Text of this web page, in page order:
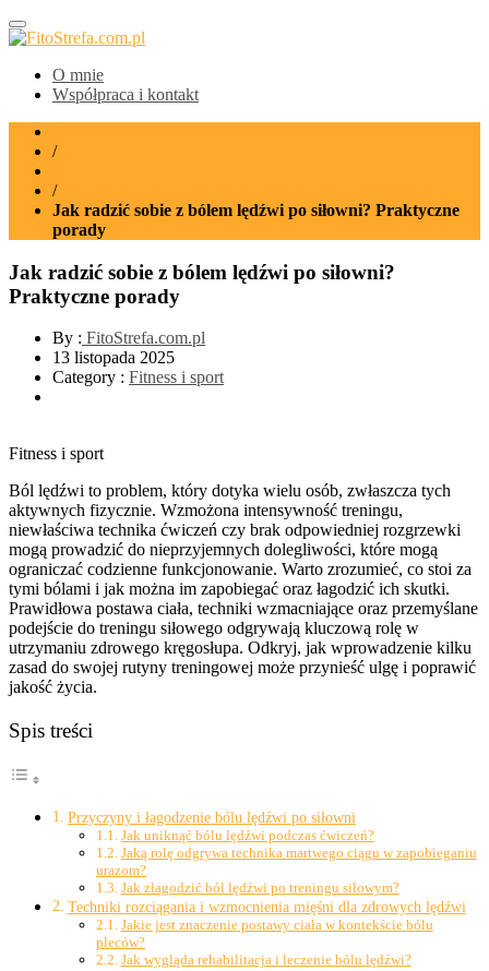
O mnie
Współpraca i kontakt
/
/
Jak radzić sobie z bólem lędźwi po siłowni? Praktyczne
porady
Jak radzić sobie z bólem lędźwi po siłowni?
Praktyczne porady
By : FitoStrefa.com.pl
13 listopada 2025
Category : Fitness i sport
Fitness i sport
Ból lędźwi to problem, który dotyka wielu osób, zwłaszcza tych
aktywnych fizycznie. Wzmożona intensywność treningu,
niewłaściwa technika ćwiczeń czy brak odpowiedniej rozgrzewki
mogą prowadzić do nieprzyjemnych dolegliwości, które mogą
ograniczać codzienne funkcjonowanie. Warto zrozumieć, co stoi za
tymi bólami i jak można im zapobiegać oraz łagodzić ich skutki.
Prawidłowa postawa ciała, techniki wzmacniające oraz przemyślane
podejście do treningu siłowego odgrywają kluczową rolę w
utrzymaniu zdrowego kręgosłupa. Odkryj, jak wprowadzenie kilku
zasad do swojej rutyny treningowej może przynieść ulgę i poprawić
jakość życia.
Spis treści
Przyczyny i łagodzenie bólu lędźwi po siłowni
Jak uniknąć bólu lędźwi podczas ćwiczeń?
Jaką rolę odgrywa technika martwego ciągu w zapobieganiu
urazom?
Jak złagodzić ból lędźwi po treningu siłowym?
Techniki rozciągania i wzmocnienia mięśni dla zdrowych lędźwi
Jakie jest znaczenie postawy ciała w kontekście bólu
pleców?
Jak wygląda rehabilitacja i leczenie bólu lędźwi?